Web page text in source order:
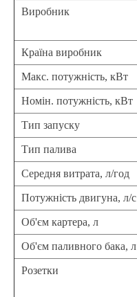
Виробник
Країна виробник
Макс. потужність, кВт
Номін. потужність, кВт
Тип запуску
Тип палива
Середня витрата, л/год
Потужність двигуна, л/с
Об'єм картера, л
Об'єм паливного бака, л
Розетки